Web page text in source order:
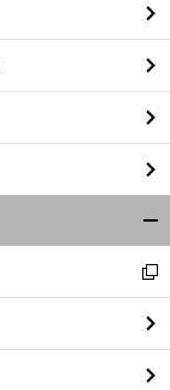
閉
る
新
し
い
ウ
ィ